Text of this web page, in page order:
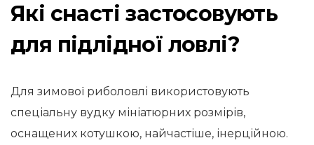
Які снасті застосовують
для підлідної ловлі?
Для зимової риболовлі використовують
спеціальну вудку мініатюрних розмірів,
оснащених котушкою, найчастіше, інерційною.